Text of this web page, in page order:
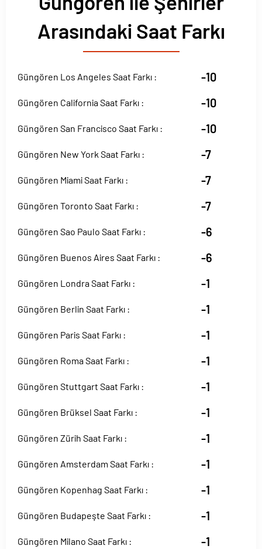
Arasındaki Saat Farkı
Güngören Los Angeles Saat Farkı : -10
Güngören California Saat Farkı : -10
Güngören San Francisco Saat Farkı : -10
Güngören New York Saat Farkı : -7
Güngören Miami Saat Farkı : -7
Güngören Toronto Saat Farkı : -7
Güngören Sao Paulo Saat Farkı : -6
Güngören Buenos Aires Saat Farkı : -6
Güngören Londra Saat Farkı : -1
Güngören Berlin Saat Farkı : -1
Güngören Paris Saat Farkı : -1
Güngören Roma Saat Farkı : -1
Güngören Stuttgart Saat Farkı : -1
Güngören Brüksel Saat Farkı : -1
Güngören Zürih Saat Farkı : -1
Güngören Amsterdam Saat Farkı : -1
Güngören Kopenhag Saat Farkı : -1
Güngören Budapeşte Saat Farkı : -1
Güngören Milano Saat Farkı : -1